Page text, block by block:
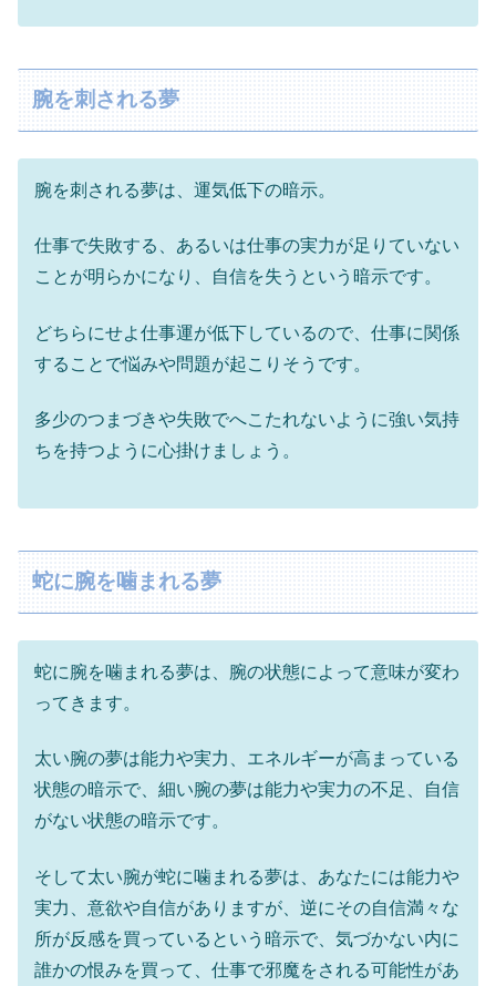
腕を刺される夢
腕を刺される夢は、運気低下の暗示。
仕事で失敗する、あるいは仕事の実力が足りていない
ことが明らかになり、自信を失うという暗示です。
どちらにせよ仕事運が低下しているので、仕事に関係
することで悩みや問題が起こりそうです。
多少のつまづきや失敗でへこたれないように強い気持
ちを持つように心掛けましょう。
蛇に腕を噛まれる夢
蛇に腕を噛まれる夢は、腕の状態によって意味が変わ
ってきます。
太い腕の夢は能力や実力、エネルギーが高まっている
状態の暗示で、細い腕の夢は能力や実力の不足、自信
がない状態の暗示です。
そして太い腕が蛇に噛まれる夢は、あなたには能力や
実力、意欲や自信がありますが、逆にその自信満々な
所が反感を買っているという暗示で、気づかない内に
誰かの恨みを買って、仕事で邪魔をされる可能性があ